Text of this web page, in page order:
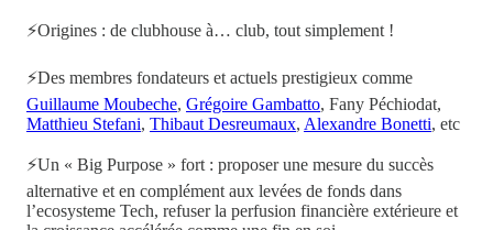
⚡Origines : de clubhouse à… club, tout simplement !
⚡Des membres fondateurs et actuels prestigieux comme
Guillaume Moubeche, Grégoire Gambatto, Fany Péchiodat,
Matthieu Stefani, Thibaut Desreumaux, Alexandre Bonetti, etc
⚡Un « Big Purpose » fort : proposer une mesure du succès
alternative et en complément aux levées de fonds dans
l’ecosysteme Tech, refuser la perfusion financière extérieure et